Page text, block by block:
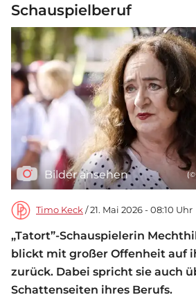
Schauspielberuf
Bilder ansehen (©
Timo Keck / 21. Mai 2026 - 08:10 Uhr
„Tatort”-Schauspielerin
blickt mit großer Offenheit auf
zurück. Dabei spricht sie auch
Schattenseiten ihres Berufs.